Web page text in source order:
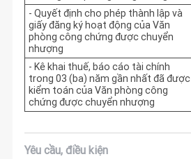
- Quyết định cho phép thành lập và
giấy đăng ký hoạt động của Văn
phòng công chứng được chuyển
nhượng
- Kê khai thuế, báo cáo tài chính
trong 03 (ba) năm gần nhất đã được
kiểm toán của Văn phòng công
chứng được chuyển nhượng
Yêu cầu, điều kiện